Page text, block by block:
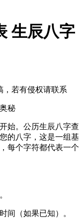
生辰八字
，若有侵权请联系
秘
始。公历生辰八字查
的八字，这是一组基
每个字符都代表一个
间（如果已知）。